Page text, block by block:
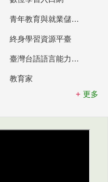
青年教育與就業儲蓄帳戶
終身學習資源平臺
臺灣台語語言能力認證網站
教育家
更多